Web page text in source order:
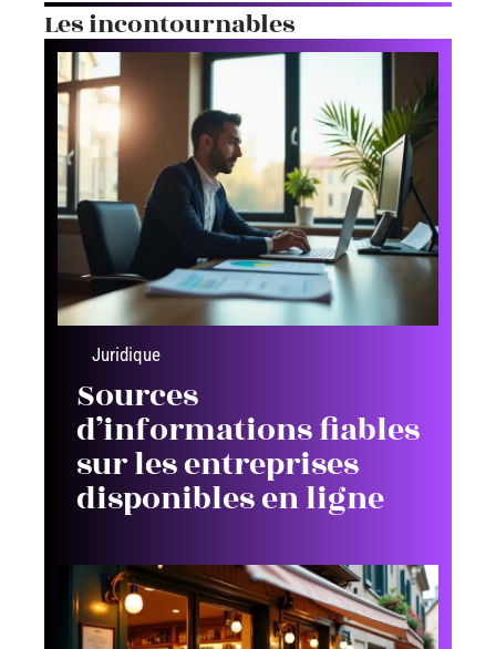
Les incontournables
Juridique
Sources
d’informations fiables
sur les entreprises
disponibles en ligne